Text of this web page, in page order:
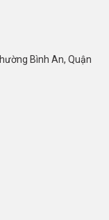
Bình An, Quận